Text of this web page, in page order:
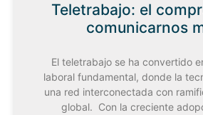
Teletrabajo: el
comunicarnos
El teletrabajo se ha convertido
laboral fundamental, donde la
una red interconectada con
global. Con la creciente